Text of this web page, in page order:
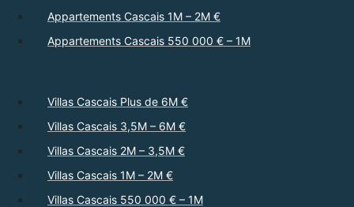
Appartements Cascais 1M – 2M €
Appartements Cascais 550 000 € – 1M
Villas Cascais Plus de 6M €
Villas Cascais 3,5M – 6M €
Villas Cascais 2M – 3,5M €
Villas Cascais 1M – 2M €
Villas Cascais 550 000 € – 1M